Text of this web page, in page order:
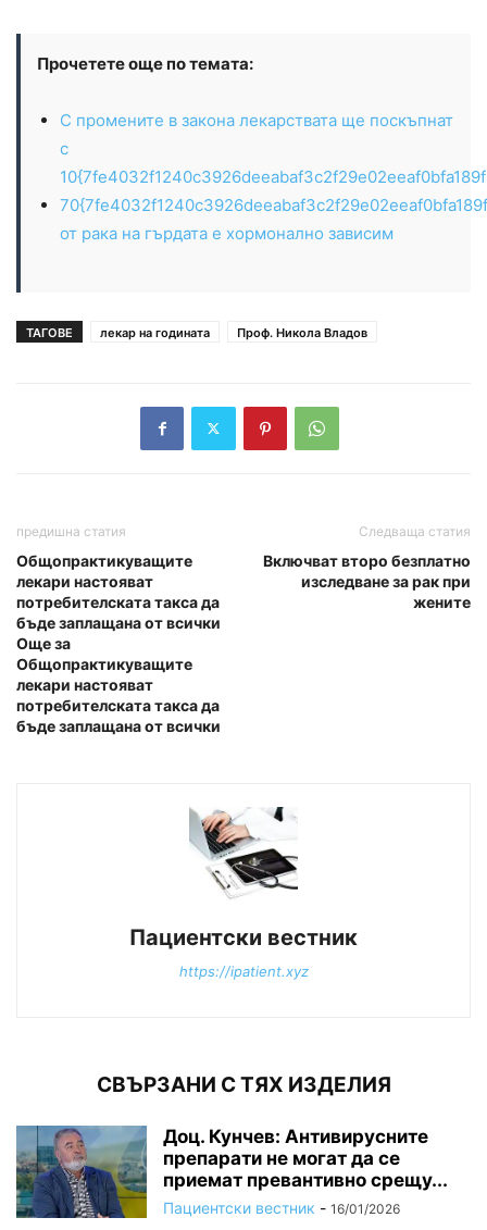
Прочетете още по темата:
С промените в закона лекарствата ще поскъпнат
с
от рака на гърдата е хормонално зависим
ТАГОВЕ лекар на годината Проф. Никола Владов
предишна статия
Общопрактикуващите
лекари настояват
потребителската такса да
бъде заплащана от всички
Още за
Общопрактикуващите
лекари настояват
потребителската такса да
бъде заплащана от всички
Следваща статия
Включват второ безплатно
изследване за рак при
жените
Пациентски вестник
https://ipatient.xyz
СВЪРЗАНИ С ТЯХ ИЗДЕЛИЯ
Доц. Кунчев: Антивирусните
препарати не могат да се
приемат превантивно срещу...
Пациентски вестник - 16/01/2026